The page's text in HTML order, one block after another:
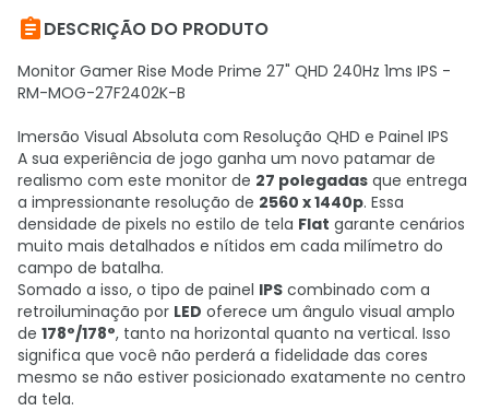
DESCRIÇÃO DO PRODUTO
Monitor Gamer Rise Mode Prime 27" QHD 240Hz 1ms IPS -
RM-MOG-27F2402K-B
Imersão Visual Absoluta com Resolução QHD e Painel IPS
A sua experiência de jogo ganha um novo patamar de
realismo com este monitor de 27 polegadas que entrega
a impressionante resolução de 2560 x 1440p. Essa
densidade de pixels no estilo de tela Flat garante cenários
muito mais detalhados e nítidos em cada milímetro do
campo de batalha.
Somado a isso, o tipo de painel IPS combinado com a
retroiluminação por LED oferece um ângulo visual amplo
de 178°/178°, tanto na horizontal quanto na vertical. Isso
significa que você não perderá a fidelidade das cores
mesmo se não estiver posicionado exatamente no centro
da tela.